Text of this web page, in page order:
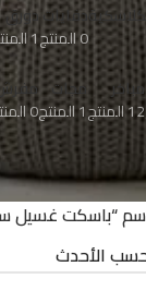
دفايات
0 المنتج
دورق
1 المنتج
مباخر
12 المنتج
مجات
1 المنتج
0 المنتج
“باسكت غسيل